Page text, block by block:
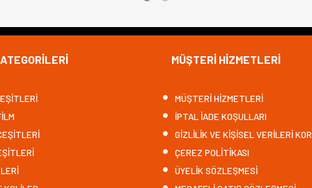
MÜŞTERİ HİZMETLERİ
MÜŞTERİ HİZMETLERİ
İPTAL İADE KOŞULLARI
GİZLİLİK VE KİŞİSEL VERİLERİ
ÇEREZ POLİTİKASI
ÜYELİK SÖZLEŞMESİ